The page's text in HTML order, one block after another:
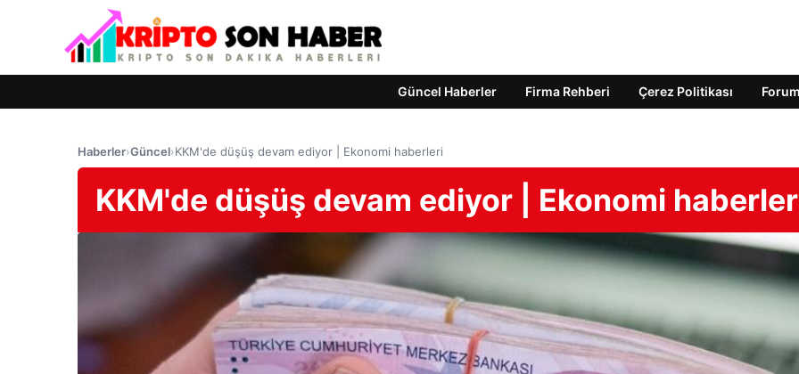
Güncel Haberler Firma Rehberi Çerez Politikası Forum
Haberler›Güncel›KKM'de düşüş devam ediyor | Ekonomi haberleri
KKM'de düşüş devam ediyor | Ekonomi